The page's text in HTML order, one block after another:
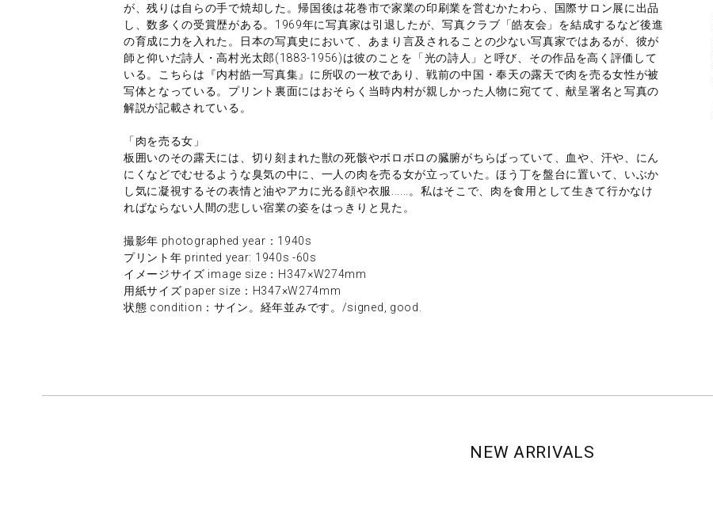
が、残りは自らの手で焼却した。帰国後は花巻市で家業の印刷業を営むかたわら、国際サロン展に出品
し、数多くの受賞歴がある。1969年に写真家は引退したが、写真クラブ「皓友会」を結成するなど後進
の育成に力を入れた。日本の写真史において、あまり言及されることの少ない写真家ではあるが、彼が
師と仰いだ詩人・高村光太郎(1883-1956)は彼のことを「光の詩人」と呼び、その作品を高く評価して
いる。こちらは『内村皓一写真集』に所収の一枚であり、戦前の中国・奉天の露天で肉を売る女性が被
写体となっている。プリント裏面にはおそらく当時内村が親しかった人物に宛てて、献呈署名と写真の
解説が記載されている。
「肉を売る女」
板囲いのその露天には、切り刻まれた獣の死骸やボロボロの臓腑がちらばっていて、血や、汗や、にん
にくなどでむせるような臭気の中に、一人の肉を売る女が立っていた。ほう丁を盤台に置いて、いぶか
し気に凝視するその表情と油やアカに光る顔や衣服......。私はそこで、肉を食用として生きて行かなけ
ればならない人間の悲しい宿業の姿をはっきりと見た。
撮影年 photographed year：1940s
プリント年 printed year: 1940s -60s
イメージサイズ image size：H347×W274mm
用紙サイズ paper size：H347×W274mm
状態 condition：サイン。経年並みです。/signed, good.
NEW ARRIVALS